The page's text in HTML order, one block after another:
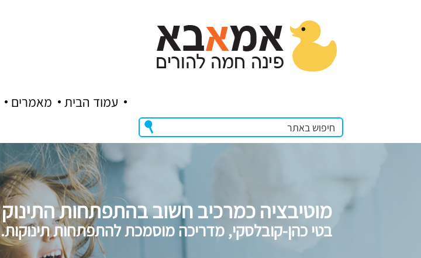
מאמרים עמוד הבית
מוטיבציה כמרכיב חשוב בהתפתחות התינוק
בטי כהן-קובלסקי, מדריכה מוסמכת להתפתחות תינוקות.